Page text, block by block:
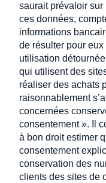
saurait prévaloir sur
ces données,
informations
de résulter pour eux
utilisation
qui utilisent des
réaliser des achats
raisonnablement
concernées
consentement ». Il
à bon droit estimer
consentement
conservation des
clients des sites de